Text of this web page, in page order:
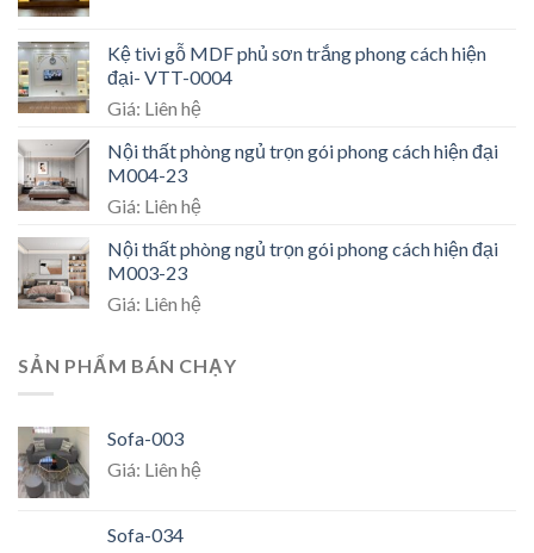
Kệ tivi gỗ MDF phủ sơn trắng phong cách hiện
đại- VTT-0004
Giá: Liên hệ
Nội thất phòng ngủ trọn gói phong cách hiện đại
M004-23
Giá: Liên hệ
Nội thất phòng ngủ trọn gói phong cách hiện đại
M003-23
Giá: Liên hệ
SẢN PHẨM BÁN CHẠY
Sofa-003
Giá: Liên hệ
Sofa-034